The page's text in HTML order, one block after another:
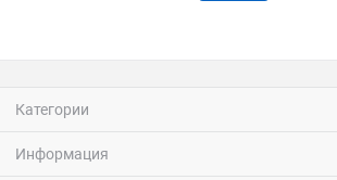
Категории
Информация